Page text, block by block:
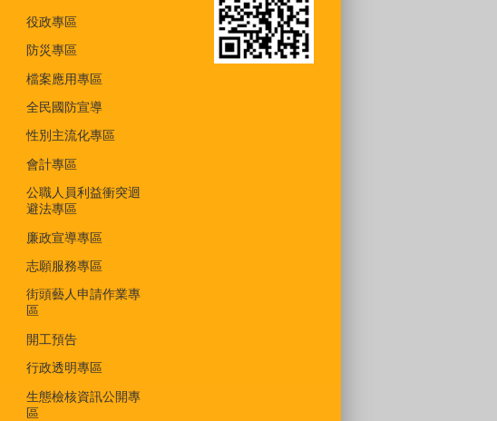
役政專區
防災專區
檔案應用專區
全民國防宣導
性別主流化專區
會計專區
公職人員利益衝突迴
避法專區
廉政宣導專區
志願服務專區
街頭藝人申請作業專
區
開工預告
行政透明專區
生態檢核資訊公開專
區